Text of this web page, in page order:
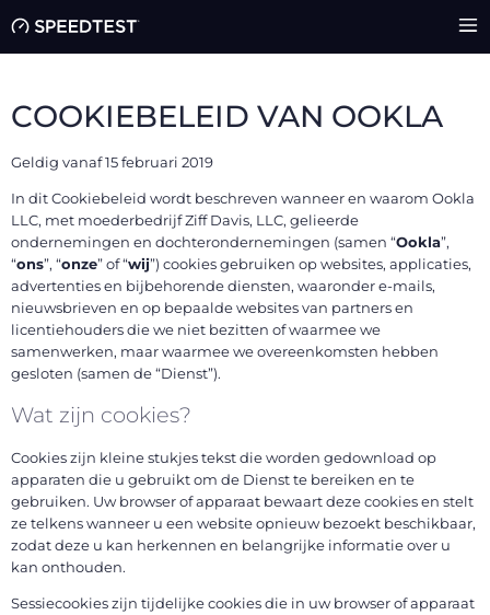
COOKIEBELEID VAN OOKLA
Geldig vanaf 15 februari 2019
In dit Cookiebeleid wordt beschreven wanneer en waarom Ookla
LLC, met moederbedrijf Ziff Davis, LLC, gelieerde
ondernemingen en dochterondernemingen (samen “Ookla”,
“ons”, “onze” of “wij”) cookies gebruiken op websites, applicaties,
advertenties en bijbehorende diensten, waaronder e-mails,
nieuwsbrieven en op bepaalde websites van partners en
licentiehouders die we niet bezitten of waarmee we
samenwerken, maar waarmee we overeenkomsten hebben
gesloten (samen de “Dienst”).
Wat zijn cookies?
Cookies zijn kleine stukjes tekst die worden gedownload op
apparaten die u gebruikt om de Dienst te bereiken en te
gebruiken. Uw browser of apparaat bewaart deze cookies en stelt
ze telkens wanneer u een website opnieuw bezoekt beschikbaar,
zodat deze u kan herkennen en belangrijke informatie over u
kan onthouden.
Sessiecookies zijn tijdelijke cookies die in uw browser of apparaat